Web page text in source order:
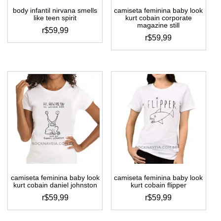
produto
produto
body infantil nirvana smells
like teen spirit
r$59,99
este
várias
variantes.
as
opções
podem
ser
escolhidas
na
página
do
camiseta feminina baby look
kurt cobain corporate
magazine still
r$59,99
este
tem
várias
variantes.
as
opções
podem
escolhidas
na
página
produto
camiseta feminina baby look
kurt cobain daniel johnston
r$59,99
este
camiseta feminina baby look
kurt cobain flipper
r$59,99
este